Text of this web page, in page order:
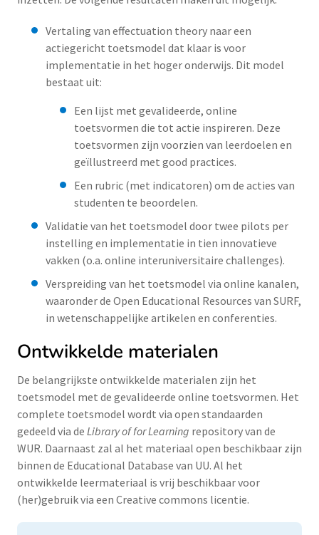
Vertaling van effectuation theory naar een
actiegericht toetsmodel dat klaar is voor
implementatie in het hoger onderwijs. Dit model
bestaat uit:
Een lijst met gevalideerde, online
toetsvormen die tot actie inspireren. Deze
toetsvormen zijn voorzien van leerdoelen en
geïllustreerd met good practices.
Een rubric (met indicatoren) om de acties van
studenten te beoordelen.
Validatie van het toetsmodel door twee pilots per
instelling en implementatie in tien innovatieve
vakken (o.a. online interuniversitaire challenges).
Verspreiding van het toetsmodel via online kanalen,
waaronder de Open Educational Resources van SURF,
in wetenschappelijke artikelen en conferenties.
Ontwikkelde materialen
De belangrijkste ontwikkelde materialen zijn het
toetsmodel met de gevalideerde online toetsvormen. Het
complete toetsmodel wordt via open standaarden
gedeeld via de Library of for Learning repository van de
WUR. Daarnaast zal al het materiaal open beschikbaar zijn
binnen de Educational Database van UU. Al het
ontwikkelde leermateriaal is vrij beschikbaar voor
(her)gebruik via een Creative commons licentie.